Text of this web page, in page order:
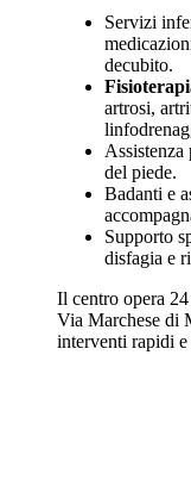
Servizi
decubito.
artrosi,
Assistenza
del piede.
Badanti e
Supporto
disfagia e
Il centro opera
Via Marchese di
interventi rapidi